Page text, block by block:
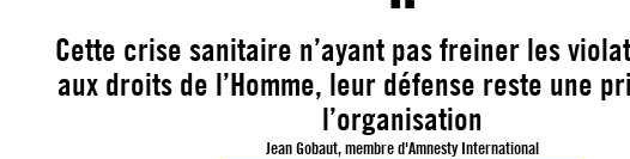
Cette crise sanitaire n’ayant pas freiner les
aux droits de l’Homme, leur défense reste une
l’organisation
Jean Gobaut, membre d'Amnesty International